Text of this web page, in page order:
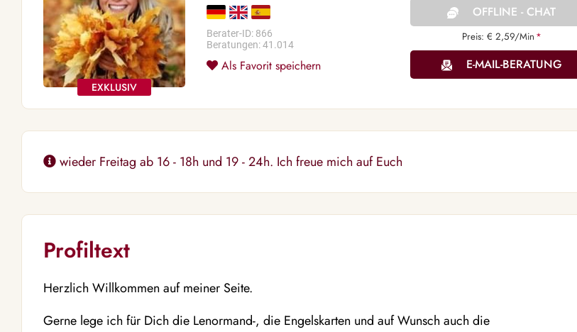
Berater-ID: 866
Beratungen: 41.014
Als Favorit speichern
OFFLINE - CHAT
Preis: € 2,59/Min *
E-MAIL-BERATUNG
wieder Freitag ab 16 - 18h und 19 - 24h. Ich freue mich auf Euch
Profiltext
Herzlich Willkommen auf meiner Seite.
Gerne lege ich für Dich die Lenormand-, die Engelskarten und auf Wunsch auch die